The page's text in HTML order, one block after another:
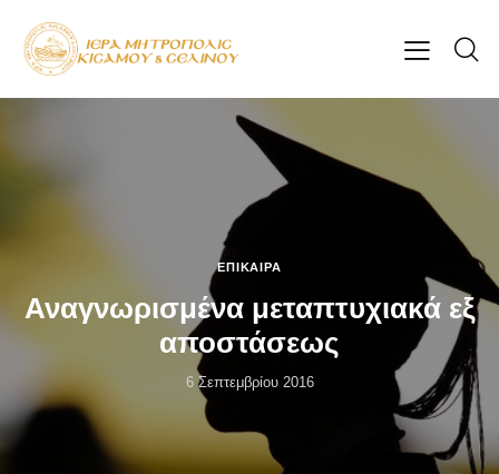
ΕΠΊΚΑΙΡΑ
Αναγνωρισμένα μεταπτυχιακά εξ
αποστάσεως
6 Σεπτεμβρίου 2016